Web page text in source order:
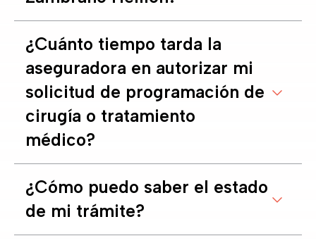
¿Cuánto tiempo tarda la
aseguradora en autorizar mi
solicitud de programación de
cirugía o tratamiento
médico?
¿Cómo puedo saber el estado
de mi trámite?